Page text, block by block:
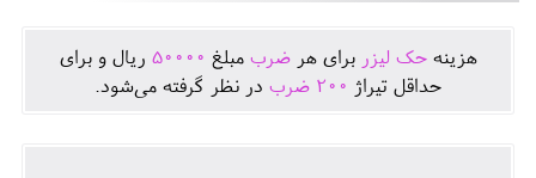
هزينهحک لیزر برای هرضرب مبلغ 50000 ريال و برای
حداقل تيراژ 200 ضرب در نظر گرفته می‌شود.